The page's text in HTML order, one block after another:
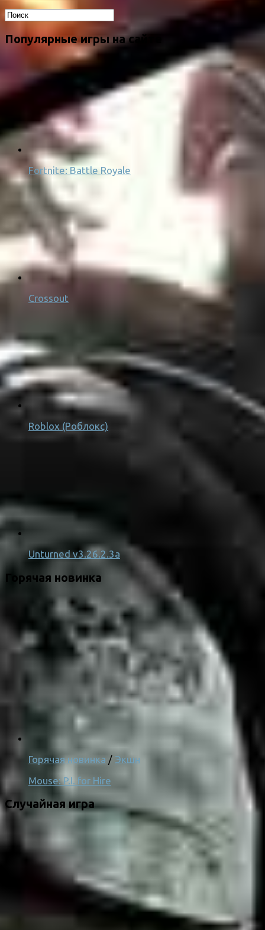
Популярные игры на сайте
Fortnite: Battle Royale
Crossout
Roblox (Роблокс)
Unturned v3.26.2.3a
Горячая новинка
Горячая новинка / Экшн
Mouse: P.I. for Hire
Случайная игра